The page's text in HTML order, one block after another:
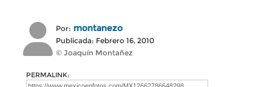
Por: montanezo
Publicada: Febrero 16, 2010
© Joaquín Montañez
PERMALINK: